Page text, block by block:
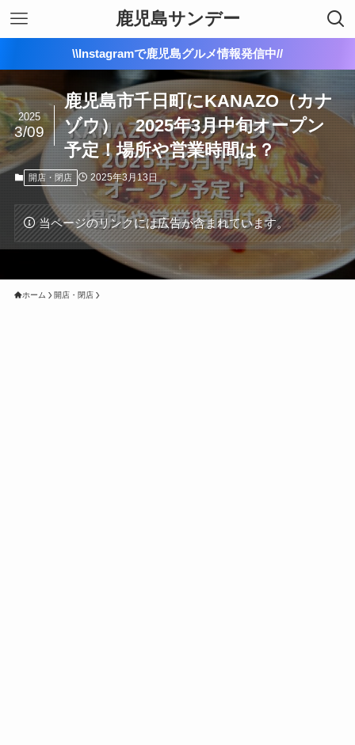
鹿児島サンデー
\\Instagramで鹿児島グルメ情報発信中//
鹿児島市千日町にKANAZO（カナ
ゾウ） 2025年3月中旬オープン
予定！場所や営業時間は？
2025
3/09
開店・閉店 2025年3月13日
当ページのリンクには広告が含まれています。
ホーム 開店・閉店